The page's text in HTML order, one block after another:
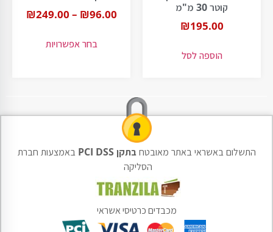
קוטר 30 מ"מ
₪195.00
הוספה לסל
₪96.00
–
₪249.00
בחר אפשרויות
התשלום באשראי באתר מאובטחבתקן PCI DSS
באמצעות חברת
הסליקה
מכבדים כרטיסי אשראי